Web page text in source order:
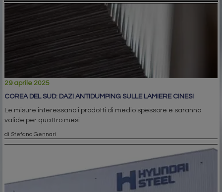
29 aprile 2025
COREA DEL SUD: DAZI ANTIDUMPING SULLE LAMIERE CINESI
Le misure interessano i prodotti di medio spessore e saranno
valide per quattro mesi
di Stefano Gennari